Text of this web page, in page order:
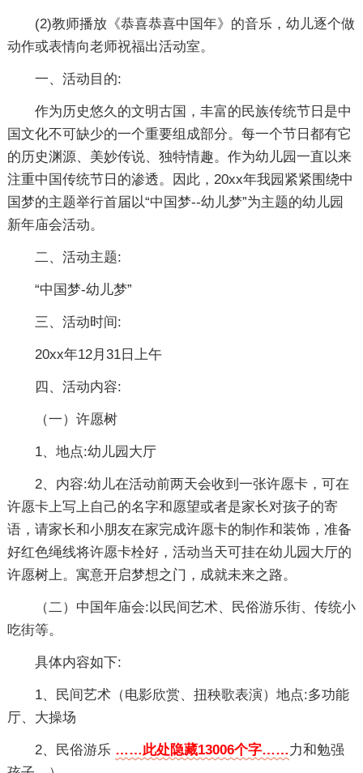
(2)教师播放《恭喜恭喜中国年》的音乐，幼儿逐个做
动作或表情向老师祝福出活动室。
一、活动目的:
作为历史悠久的文明古国，丰富的民族传统节日是中
国文化不可缺少的一个重要组成部分。每一个节日都有它
的历史渊源、美妙传说、独特情趣。作为幼儿园一直以来
注重中国传统节日的渗透。因此，20xx年我园紧紧围绕中
国梦的主题举行首届以“中国梦--幼儿梦”为主题的幼儿园
新年庙会活动。
二、活动主题:
“中国梦-幼儿梦”
三、活动时间:
20xx年12月31日上午
四、活动内容:
（一）许愿树
1、地点:幼儿园大厅
2、内容:幼儿在活动前两天会收到一张许愿卡，可在
许愿卡上写上自己的名字和愿望或者是家长对孩子的寄
语，请家长和小朋友在家完成许愿卡的制作和装饰，准备
好红色绳线将许愿卡栓好，活动当天可挂在幼儿园大厅的
许愿树上。寓意开启梦想之门，成就未来之路。
（二）中国年庙会:以民间艺术、民俗游乐街、传统小
吃街等。
具体内容如下:
1、民间艺术（电影欣赏、扭秧歌表演）地点:多功能
厅、大操场
2、民俗游乐 ……此处隐藏13006个字……力和勉强